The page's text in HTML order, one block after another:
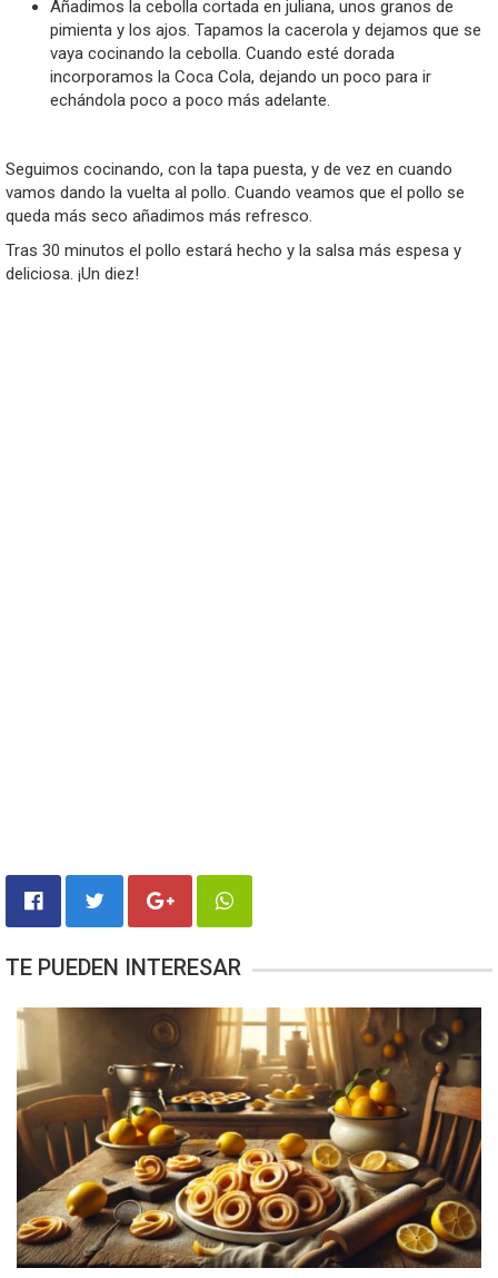
Añadimos la cebolla cortada en juliana, unos granos de
pimienta y los ajos. Tapamos la cacerola y dejamos que se
vaya cocinando la cebolla. Cuando esté dorada
incorporamos la Coca Cola, dejando un poco para ir
echándola poco a poco más adelante.
Seguimos cocinando, con la tapa puesta, y de vez en cuando
vamos dando la vuelta al pollo. Cuando veamos que el pollo se
queda más seco añadimos más refresco.
Tras 30 minutos el pollo estará hecho y la salsa más espesa y
deliciosa. ¡Un diez!
TE PUEDEN INTERESAR